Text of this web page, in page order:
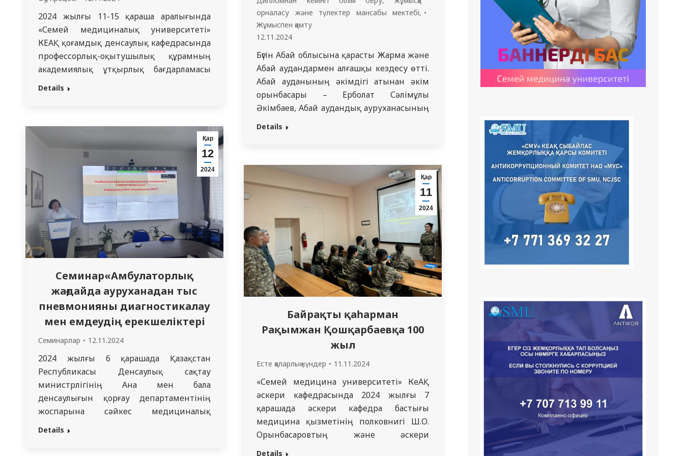
2024 жылғы 11-15 қараша аралығында
«Семей медициналық университеті»
КЕАҚ қоғамдық денсаулық кафедрасында
профессорлық-оқытушылық құрамның
академиялық ұтқырлық бағдарламасы
шеңберінде PhD, «Астана медициналық
болды. Өз сапары аясында Марғұлан
Уалханұлы «Қоғамдық денсаулық сақтау»
мамандығы бойынша 4-курс
студенттеріне дәріс оқыды, сондай-ақ
жеделдетілген оқыту нысанындағы
мейіргерлік істің 3-курс студенттері…
Details
орналасу жəне түлектер мансабы мектебі,
Жұмыспен қамту
12.11.2024
Бүгін Абай облысына қарасты Жарма және
Абай аудандармен алғашқы кездесу өтті.
Абай ауданының әкімдігі атынан әкім
орынбасары – Ерболат Сәлімұлы
Әкімбаев, Абай аудандық ауруханасының
бас дәрігері – Бақытжан Ережепбайұлы
аудандық ауруханасының бас дәрігері –
Ерік Мақсұтұлы Исабеков және Шар
қалалық ауруханасының бас дәрігері…
Details
Қар
12
2024
Семинар«Амбулаторлық
жағдайда ауруханадан тыс
пневмонияны диагностикалау
мен емдеудің ерекшеліктері
Семинарлар 12.11.2024
2024 жылғы 6 қарашада Қазақстан
Республикасы Денсаулық сақтау
министрлігінің Ана мен бала
денсаулығын қорғау департаментінің
жоспарына сәйкес медициналық
қызметкерлерге арналған семинар өтті.
Details
Қар
11
2024
Байрақты қаһарман
Рақымжан Қошқарбаевқа 100
жыл
Есте қаларлық күндер 11.11.2024
«Семей медицина университеті» КеАҚ
әскери кафедрасында 2024 жылғы 7
қарашада әскери кафедра бастығы
медицина қызметінің полковнигі Ш.О.
Орынбасаровтың және әскери
кафедраның аға оқытушысы запастағы
Details